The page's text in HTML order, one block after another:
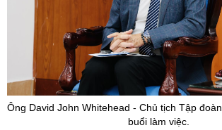
Ông David John Whitehead - Chủ tịch Tập đoàn
buổi làm việc.